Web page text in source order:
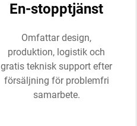
En-stopptjänst
Omfattar design,
produktion, logistik och
gratis teknisk support efter
försäljning för problemfri
samarbete.